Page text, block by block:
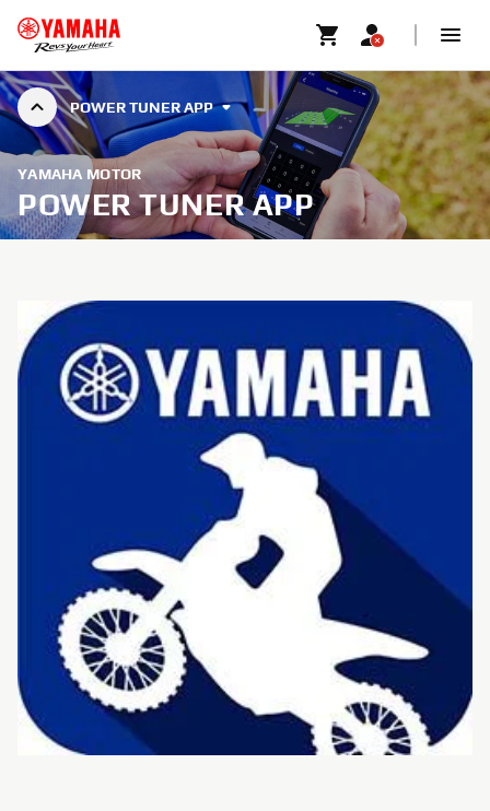
POWER TUNER APP
YAMAHA MOTOR
POWER TUNER APP